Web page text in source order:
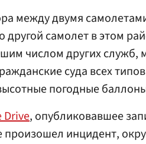
между двумя
самолет в этом
числом других служб,
суда всех
погодные
Drive, опубликовавшее
произошел инцидент,